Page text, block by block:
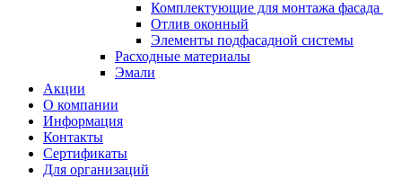
Комплектующие для монтажа фасада
Отлив оконный
Элементы подфасадной системы
Расходные материалы
Эмали
Акции
О компании
Информация
Контакты
Сертификаты
Для организаций